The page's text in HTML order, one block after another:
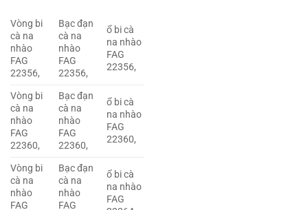
Vòng bi
cà na
nhào
FAG
22356,
Bạc đạn
cà na
nhào
FAG
22356,
ổ bi cà
na nhào
FAG
22356,
Vòng bi
cà na
nhào
FAG
22360,
Bạc đạn
cà na
nhào
FAG
22360,
ổ bi cà
na nhào
FAG
22360,
Vòng bi
cà na
nhào
FAG
Bạc đạn
cà na
nhào
FAG
ổ bi cà
na nhào
FAG